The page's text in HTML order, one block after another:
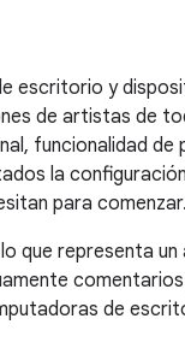
escritorio y
de artistas de
funcionalidad
la
para comenzar.
que representa un
de